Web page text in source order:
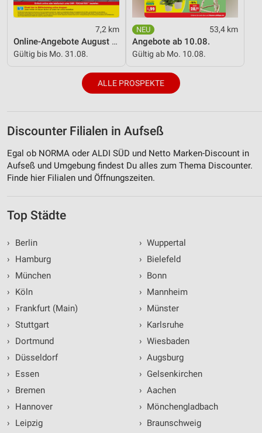
7,2 km
Online-Angebote August 2026
Gültig bis Mo. 31.08.
53,4 km
Angebote ab 10.08.
Gültig ab Mo. 10.08.
ALLE PROSPEKTE
Discounter Filialen in Aufseß
Egal ob NORMA oder ALDI SÜD und Netto Marken-Discount in
Aufseß und Umgebung findest Du alles zum Thema Discounter.
Finde hier Filialen und Öffnungszeiten.
Top Städte
›
Berlin
›
Hamburg
›
München
›
Köln
›
Frankfurt (Main)
› Stuttgart
›
Dortmund
›
Düsseldorf
›
Essen
›
Bremen
›
Hannover
›
Leipzig
› Wuppertal
› Bielefeld
› Bonn
› Mannheim
› Münster
› Karlsruhe
› Wiesbaden
› Augsburg
› Gelsenkirchen
› Aachen
› Mönchengladbach
› Braunschweig